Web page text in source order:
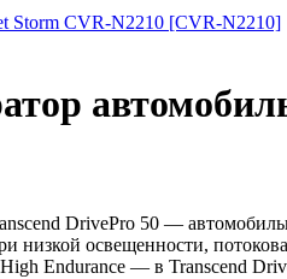
Storm CVR-N2210 [CVR-N2210]
DrivePro 50 —
низкой освещенности,
Endurance — в Transcend